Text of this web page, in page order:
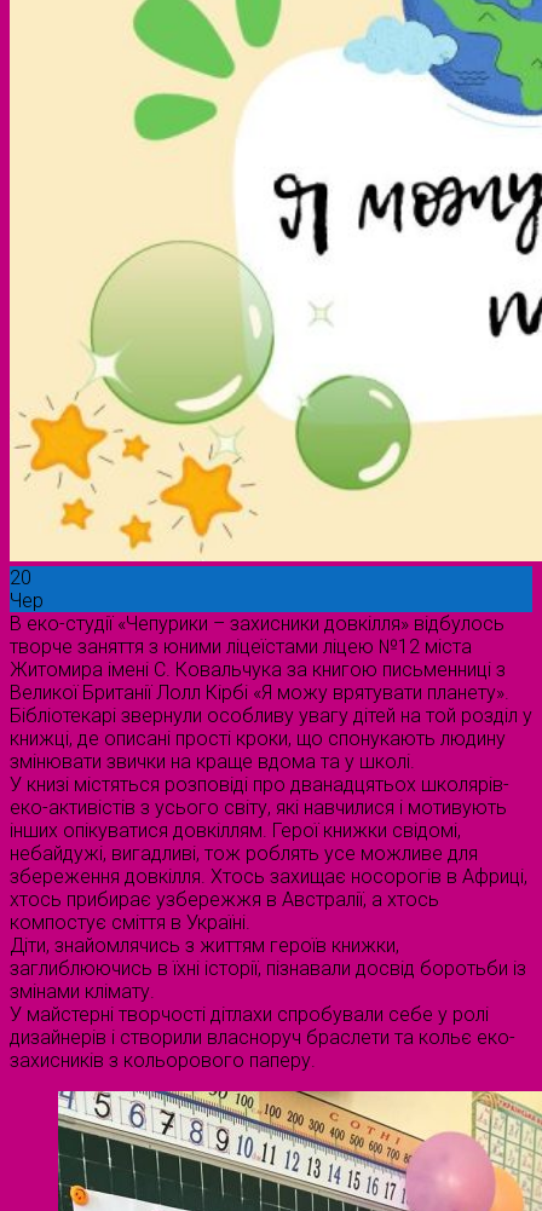
20
Чер
В еко-студії «Чепурики – захисники довкілля» відбулось
творче заняття з юними ліцеїстами ліцею №12 міста
Житомира імені С. Ковальчука за книгою письменниці з
Великої Британії Лолл Кірбі «Я можу врятувати планету».
Бібліотекарі звернули особливу увагу дітей на той розділ у
книжці, де описані прості кроки, що спонукають людину
змінювати звички на краще вдома та у школі.
У книзі містяться розповіді про дванадцятьох школярів-
еко-активістів з усього світу, які навчилися і мотивують
інших опікуватися довкіллям. Герої книжки свідомі,
небайдужі, вигадливі, тож роблять усе можливе для
збереження довкілля. Хтось захищає носорогів в Африці,
хтось прибирає узбережжя в Австралії, а хтось
компостує сміття в Україні.
Діти, знайомлячись з життям героїв книжки,
заглиблюючись в їхні історії, пізнавали досвід боротьби із
змінами клімату.
У майстерні творчості дітлахи спробували себе у ролі
дизайнерів і створили власноруч браслети та кольє еко-
захисників з кольорового паперу.